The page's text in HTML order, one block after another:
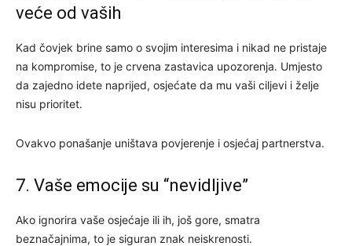
veće od vaših
Kad čovjek brine samo o svojim interesima i nikad ne pristaje
na kompromise, to je crvena zastavica upozorenja. Umjesto
da zajedno idete naprijed, osjećate da mu vaši ciljevi i želje
nisu prioritet.
Ovakvo ponašanje uništava povjerenje i osjećaj partnerstva.
7. Vaše emocije su “nevidljive”
Ako ignorira vaše osjećaje ili ih, još gore, smatra
beznačajnima, to je siguran znak neiskrenosti.